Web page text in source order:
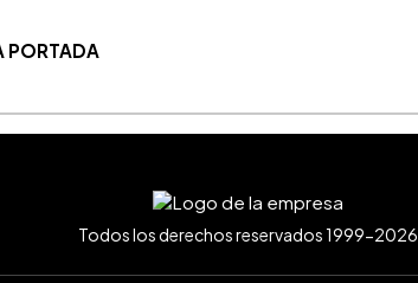
PORTADA
Todos los derechos reservados 1999-2026